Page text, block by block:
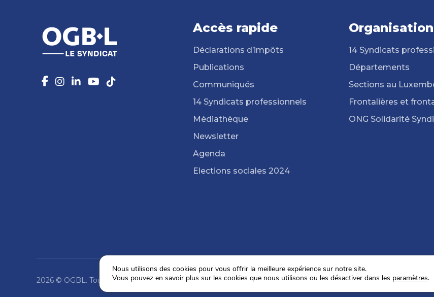
Accès rapide
Déclarations d’impôts
Publications
Communiqués
14 Syndicats professionnels
Médiathèque
Newsletter
Agenda
Elections sociales 2024
Organisation
14 Syndicats
Départements
Sections au
Frontalières et
ONG Solidarité
2026 © OGBL. Tous droits réservés.
Nous utilisons des cookies pour vous offrir la meilleure expérience sur notre site.
Vous pouvez en savoir plus sur les cookies que nous utilisons ou les désactiver dans les paramètres.